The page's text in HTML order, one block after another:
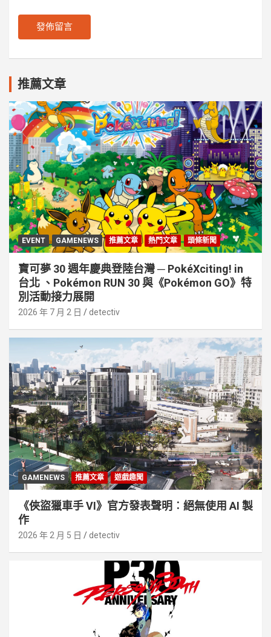
推薦文章
EVENT GAMENEWS 推薦文章 熱門文章 頭條新聞
寶可夢 30 週年慶典登陸台灣 ─ PokéXciting! in
台北 、Pokémon RUN 30 與《Pokémon GO》特
別活動接⼒展開
2026 年 7 月 2 日 detectiv
GAMENEWS 推薦文章 遊戲趣聞
《俠盜獵車手 VI》官方發表聲明︰絕無使用 AI 製
作
2026 年 2 月 5 日 detectiv